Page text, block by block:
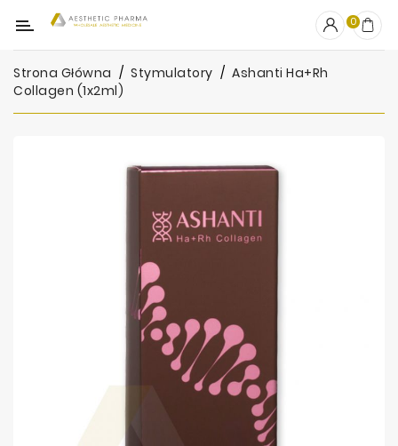
Kategoria
OUTLET
Wypełniacze
0
Strona Główna Stymulatory
Ashanti Ha+Rh
Collagen (1x2ml)